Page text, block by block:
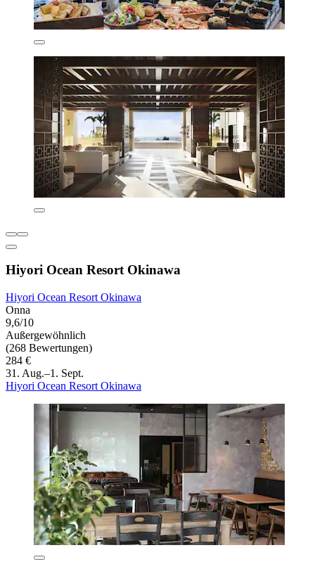
Hiyori Ocean Resort Okinawa
Hiyori Ocean Resort Okinawa
Onna
9,6/10
Außergewöhnlich
(268 Bewertungen)
284 €
31. Aug.–1. Sept.
Hiyori Ocean Resort Okinawa